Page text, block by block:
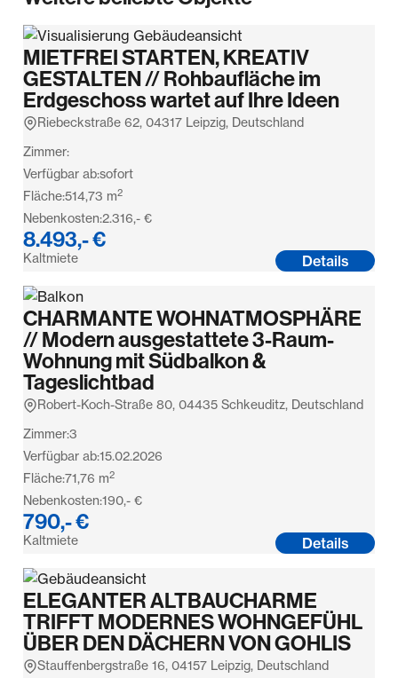
MIETFREI STARTEN, KREATIV
GESTALTEN // Rohbaufläche im
Erdgeschoss wartet auf Ihre Ideen
Riebeckstraße 62, 04317 Leipzig, Deutschland
Zimmer:
Verfügbar ab:sofort
Fläche:514,73 m2
Nebenkosten:2.316,- €
8.493,- €
Kaltmiete Details
CHARMANTE WOHNATMOSPHÄRE
// Modern ausgestattete 3-Raum-
Wohnung mit Südbalkon &
Tageslichtbad
Robert-Koch-Straße 80, 04435 Schkeuditz, Deutschland
Zimmer:3
Verfügbar ab:15.02.2026
Fläche:71,76 m2
Nebenkosten:190,- €
790,- €
Kaltmiete Details
ELEGANTER ALTBAUCHARME
TRIFFT MODERNES WOHNGEFÜHL
ÜBER DEN DÄCHERN VON GOHLIS
Stauffenbergstraße 16, 04157 Leipzig, Deutschland